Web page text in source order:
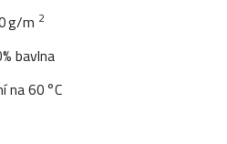
g/m 2
bavlna
na 60 °C